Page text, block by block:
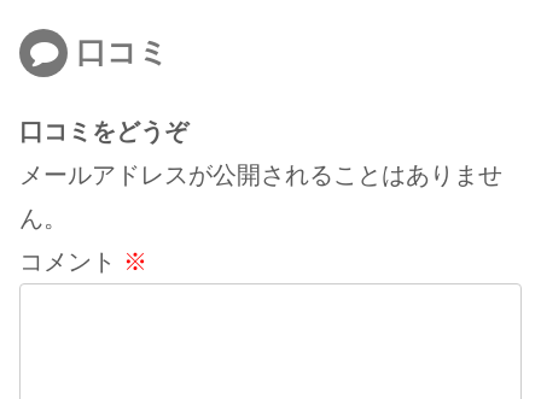
口コミ
口コミをどうぞ
メールアドレスが公開されることはありませ
ん。
コメント ※